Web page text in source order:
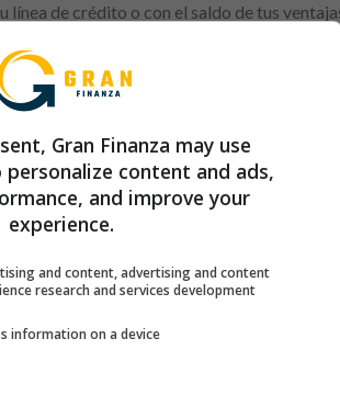
de crédito o con el saldo de tus
saldos y pasar tus deudas desde otras
desde 6 hasta 24 mensualidades con
por utilizarla:
proporcionados en el cargo de la
a tomar en consideración incluyen el
Gran Finanza may use
content and ads,
and improve your
experience.
and content, advertising and content
research and services development
information on a device